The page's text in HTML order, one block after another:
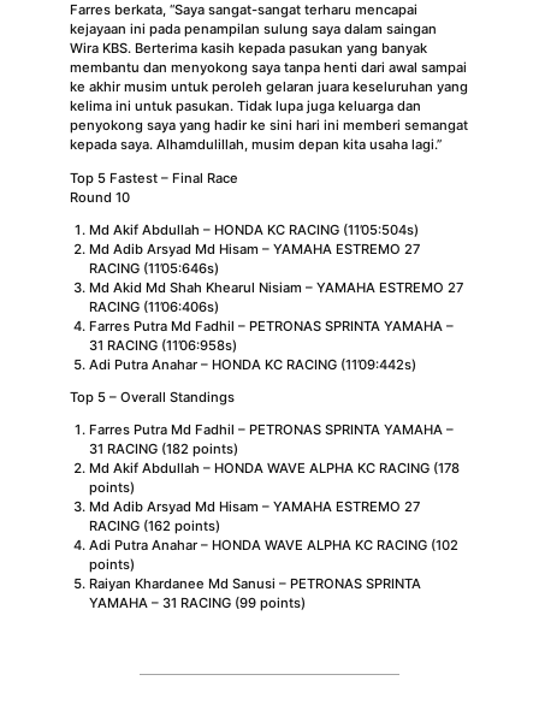
Farres berkata, “Saya sangat-sangat terharu mencapai
kejayaan ini pada penampilan sulung saya dalam saingan
Wira KBS. Berterima kasih kepada pasukan yang banyak
membantu dan menyokong saya tanpa henti dari awal sampai
ke akhir musim untuk peroleh gelaran juara keseluruhan yang
kelima ini untuk pasukan. Tidak lupa juga keluarga dan
penyokong saya yang hadir ke sini hari ini memberi semangat
kepada saya. Alhamdulillah, musim depan kita usaha lagi.”
Top 5 Fastest – Final Race
Round 10
Md Akif Abdullah – HONDA KC RACING (11’05:504s)
Md Adib Arsyad Md Hisam – YAMAHA ESTREMO 27
RACING (11’05:646s)
Md Akid Md Shah Khearul Nisiam – YAMAHA ESTREMO 27
RACING (11’06:406s)
Farres Putra Md Fadhil – PETRONAS SPRINTA YAMAHA –
31 RACING (11’06:958s)
Adi Putra Anahar – HONDA KC RACING (11’09:442s)
Top 5 – Overall Standings
Farres Putra Md Fadhil – PETRONAS SPRINTA YAMAHA –
31 RACING (182 points)
Md Akif Abdullah – HONDA WAVE ALPHA KC RACING (178
points)
Md Adib Arsyad Md Hisam – YAMAHA ESTREMO 27
RACING (162 points)
Adi Putra Anahar – HONDA WAVE ALPHA KC RACING (102
points)
Raiyan Khardanee Md Sanusi – PETRONAS SPRINTA
YAMAHA – 31 RACING (99 points)